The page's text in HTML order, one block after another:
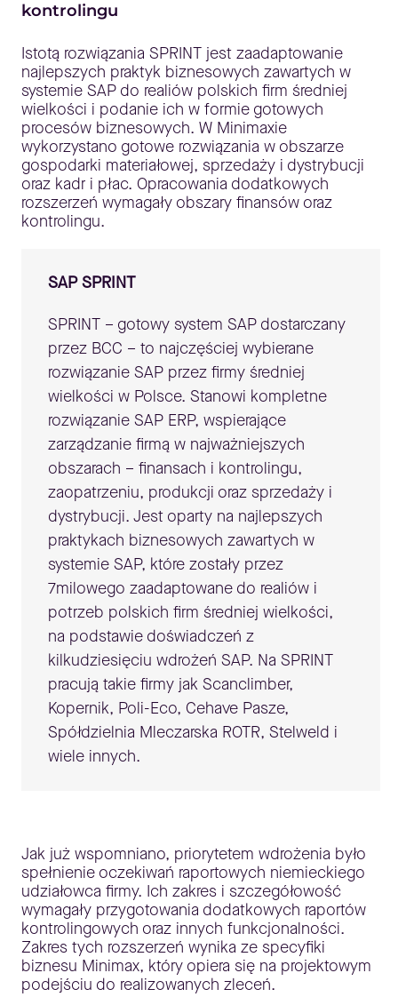
kontrolingu
Istotą rozwiązania SPRINT jest zaadaptowanie
najlepszych praktyk biznesowych zawartych w
systemie SAP do realiów polskich firm średniej
wielkości i podanie ich w formie gotowych
procesów biznesowych. W Minimaxie
wykorzystano gotowe rozwiązania w obszarze
gospodarki materiałowej, sprzedaży i dystrybucji
oraz kadr i płac. Opracowania dodatkowych
rozszerzeń wymagały obszary finansów oraz
kontrolingu.
SAP SPRINT
SPRINT – gotowy system SAP dostarczany
przez BCC – to najczęściej wybierane
rozwiązanie SAP przez firmy średniej
wielkości w Polsce. Stanowi kompletne
rozwiązanie SAP ERP, wspierające
zarządzanie firmą w najważniejszych
obszarach – finansach i kontrolingu,
zaopatrzeniu, produkcji oraz sprzedaży i
dystrybucji. Jest oparty na najlepszych
praktykach biznesowych zawartych w
systemie SAP, które zostały przez
7milowego zaadaptowane do realiów i
potrzeb polskich firm średniej wielkości,
na podstawie doświadczeń z
kilkudziesięciu wdrożeń SAP. Na SPRINT
pracują takie firmy jak Scanclimber,
Kopernik, Poli-Eco, Cehave Pasze,
Spółdzielnia Mleczarska ROTR, Stelweld i
wiele innych.
Jak już wspomniano, priorytetem wdrożenia było
spełnienie oczekiwań raportowych niemieckiego
udziałowca firmy. Ich zakres i szczegółowość
wymagały przygotowania dodatkowych raportów
kontrolingowych oraz innych funkcjonalności.
Zakres tych rozszerzeń wynika ze specyfiki
biznesu Minimax, który opiera się na projektowym
podejściu do realizowanych zleceń.